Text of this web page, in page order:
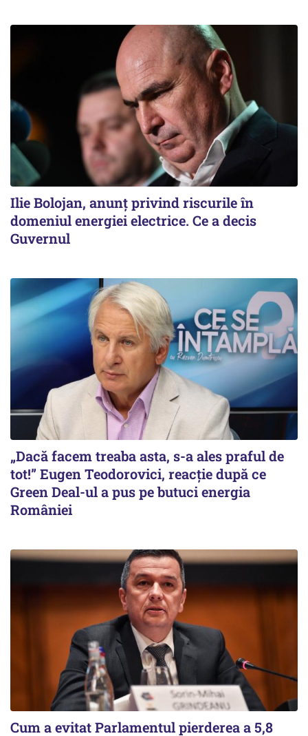
Ilie Bolojan, anunț privind riscurile în
domeniul energiei electrice. Ce a decis
Guvernul
„Dacă facem treaba asta, s-a ales praful de
tot!” Eugen Teodorovici, reacție după ce
Green Deal-ul a pus pe butuci energia
României
Cum a evitat Parlamentul pierderea a 5,8